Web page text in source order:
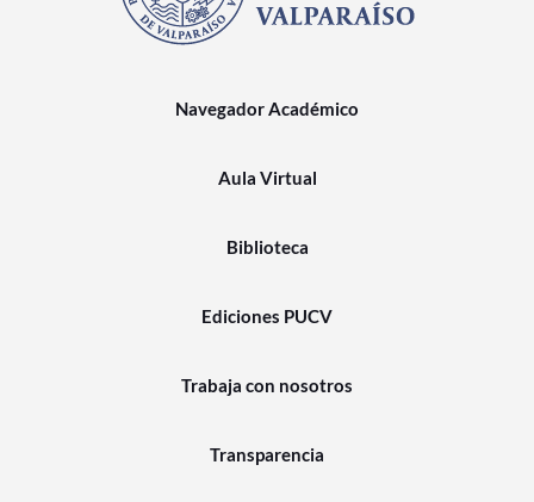
Navegador Académico
Aula Virtual
Biblioteca
Ediciones PUCV
Trabaja con nosotros
Transparencia